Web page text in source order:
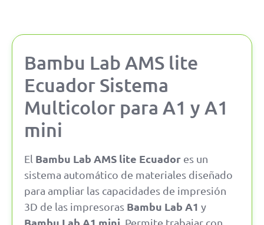
Bambu Lab AMS lite
Ecuador Sistema
Multicolor para A1 y A1
mini
El Bambu Lab AMS lite Ecuador es un
sistema automático de materiales diseñado
para ampliar las capacidades de impresión
3D de las impresoras Bambu Lab A1 y